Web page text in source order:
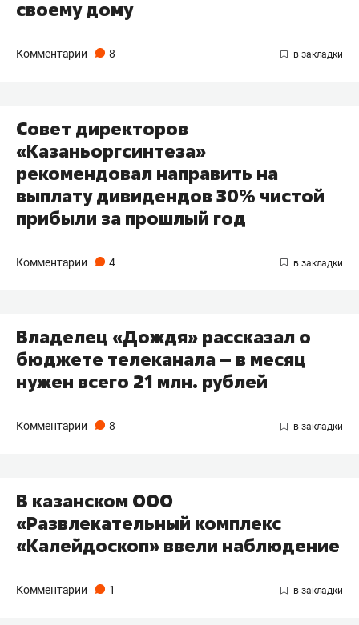
своему дому
Комментарии 8
Совет директоров
«Казаньоргсинтеза»
рекомендовал направить на
выплату дивидендов 30% чистой
прибыли за прошлый год
Комментарии 4
Владелец «Дождя» рассказал о
бюджете телеканала – в месяц
нужен всего 21 млн. рублей
Комментарии 8
В казанском ООО
«Развлекательный комплекс
«Калейдоскоп» ввели наблюдение
Комментарии 1